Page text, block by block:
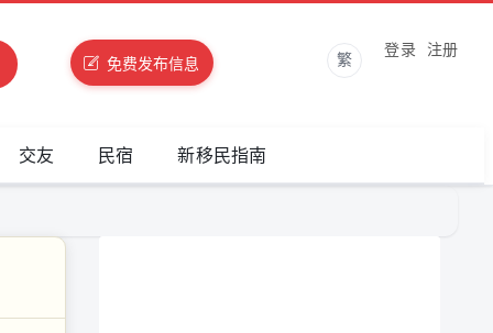
免费发布信息 繁
登录 注册
交友 民宿 新移民指南